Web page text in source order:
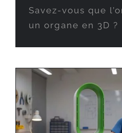
Savez-vous que
un organe en 3D ?